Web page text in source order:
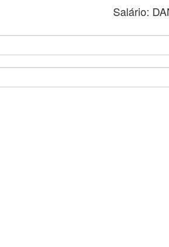
Salário: